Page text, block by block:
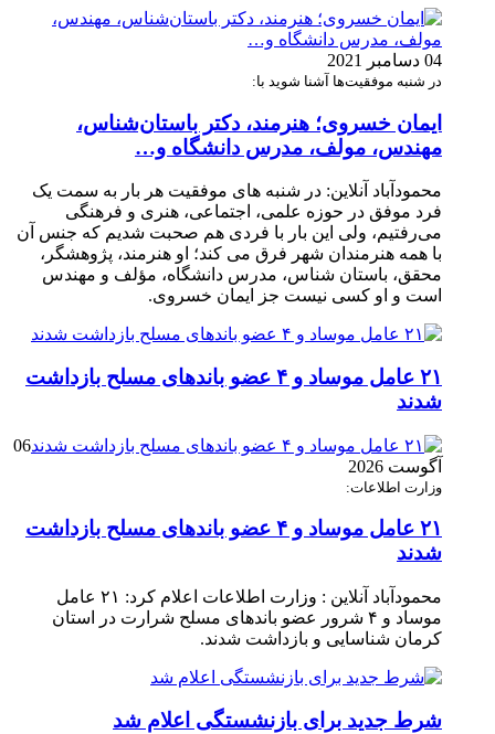
04 دسامبر 2021
در شنبه موفقیت‌ها آشنا شوید با:
ایمان خسروی؛ هنرمند، دکتر باستان‌شناس،
مهندس، مولف، مدرس دانشگاه و…
محمودآباد آنلاین: در شنبه های موفقیت هر بار به سمت یک
فرد موفق در حوزه علمی، اجتماعی، هنری و فرهنگی
می‌رفتیم، ولی این بار با فردی هم صحبت شدیم که جنس آن
با همه هنرمندان شهر فرق می کند؛ او هنرمند، پژوهشگر،
محقق، باستان شناس، مدرس دانشگاه، مؤلف و مهندس
است و او کسی نیست جز ایمان خسروی.
۲۱ عامل موساد و ۴ عضو باند‌های مسلح بازداشت
شدند
06
آگوست 2026
وزارت اطلاعات:
۲۱ عامل موساد و ۴ عضو باند‌های مسلح بازداشت
شدند
محمودآباد آنلاین : وزارت اطلاعات اعلام کرد: ۲۱ عامل
موساد و ۴ شرور عضو باند‌های مسلح شرارت در استان
کرمان شناسایی و بازداشت شدند.
شرط جدید برای بازنشستگی اعلام شد